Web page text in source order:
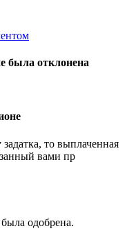
была отклонена
то выплаченная
вами пр
одобрена.